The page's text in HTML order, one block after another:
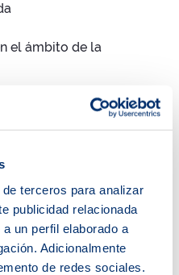
terceros para analizar
publicidad relacionada
un perfil elaborado a
Adicionalmente
de redes sociales.
el ámbito de la
la declaración ha
profundidad llevada a
contacto
sobre requisitos de
RD 1112/2018 como: